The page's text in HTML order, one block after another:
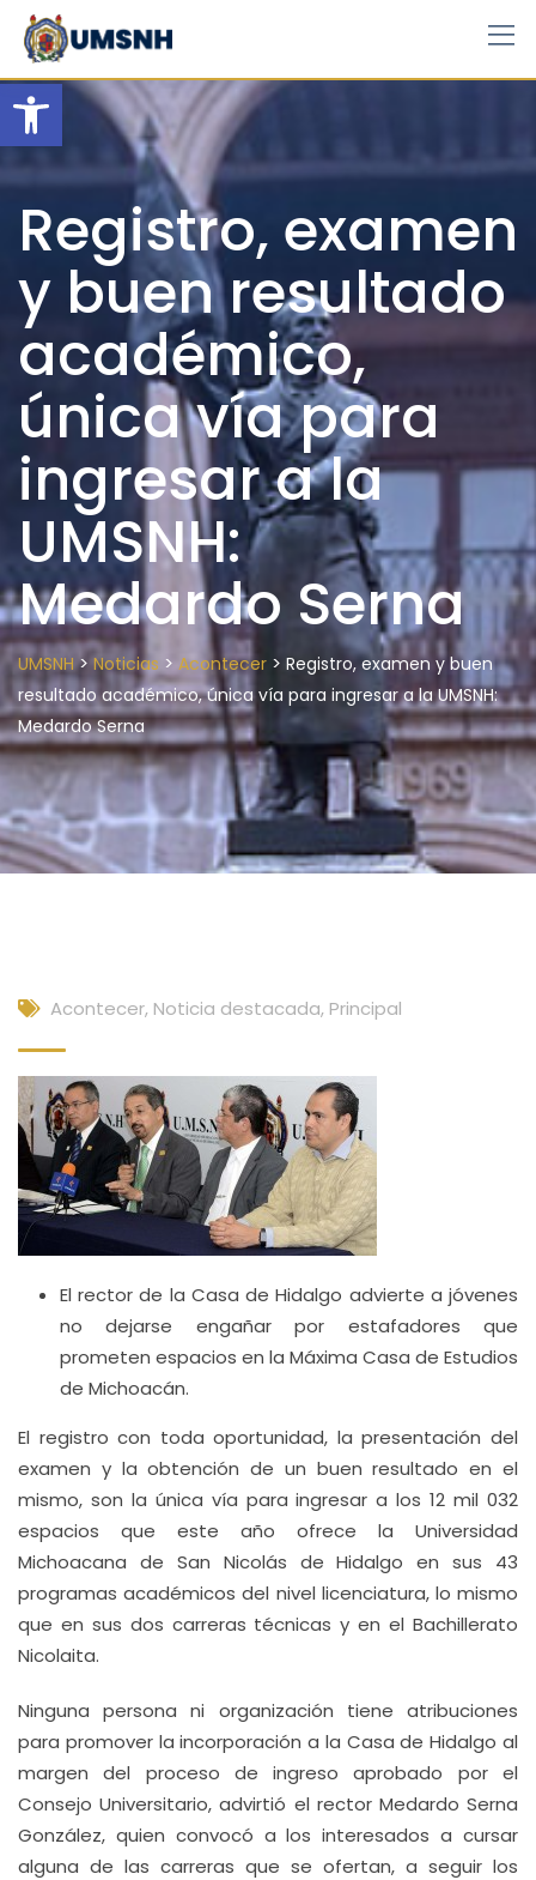
Open toolbar
Skip
content
Registro, examen
y buen resultado
académico,
única vía para
ingresar a la
UMSNH:
Medardo Serna
UMSNH> Noticias > Acontecer > Registro, examen y buen
resultado académico, única vía para ingresar a la UMSNH:
Medardo Serna
Acontecer, Noticia destacada, Principal
El rector de la Casa de Hidalgo advierte a jóvenes
no dejarse engañar por estafadores que
prometen espacios en la Máxima Casa de Estudios
de Michoacán.
El registro con toda oportunidad, la presentación del
examen y la obtención de un buen resultado en el
mismo, son la única vía para ingresar a los 12 mil 032
espacios que este año ofrece la Universidad
Michoacana de San Nicolás de Hidalgo en sus 43
programas académicos del nivel licenciatura, lo mismo
que en sus dos carreras técnicas y en el Bachillerato
Nicolaita.
Ninguna persona ni organización tiene atribuciones
para promover la incorporación a la Casa de Hidalgo al
margen del proceso de ingreso aprobado por el
Consejo Universitario, advirtió el rector Medardo Serna
González, quien convocó a los interesados a cursar
alguna de las carreras que se ofertan, a seguir los